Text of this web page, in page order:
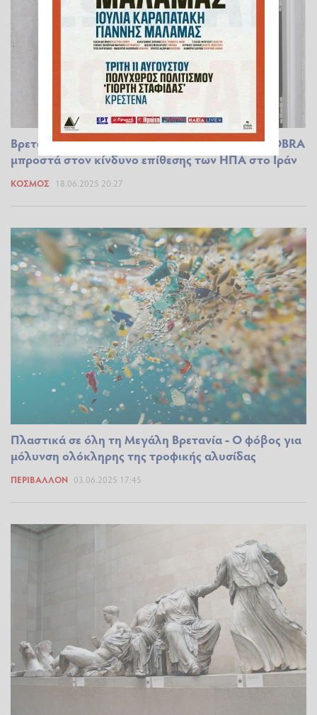
Βρετανία: Ο Στάρμερ συγκαλεί την επιτροπή COBRA
μπροστά στον κίνδυνο επίθεσης των ΗΠΑ στο Ιράν
ΚΌΣΜΟΣ 18.06.2025 20:27
Πλαστικά σε όλη τη Μεγάλη Βρετανία - Ο φόβος για
μόλυνση ολόκληρης της τροφικής αλυσίδας
ΠΕΡΙΒΆΛΛΟΝ 03.06.2025 17:45